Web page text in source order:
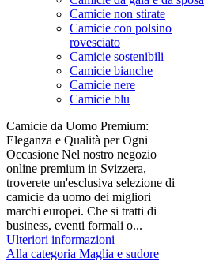
Camicie non stirate
Camicie con polsino
rovesciato
Camicie sostenibili
Camicie bianche
Camicie nere
Camicie blu
Camicie da Uomo Premium:
Eleganza e Qualità per Ogni
Occasione Nel nostro negozio
online premium in Svizzera,
troverete un'esclusiva selezione di
camicie da uomo dei migliori
marchi europei. Che si tratti di
business, eventi formali o...
Ulteriori informazioni
Alla categoria Maglia e sudore